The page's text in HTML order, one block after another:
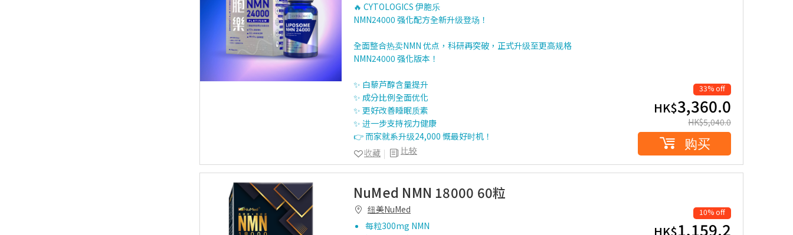
🔥 CYTOLOGICS 伊胞乐
NMN24000 强化配方全新升级登场！
全面整合热卖NMN 优点，科研再突破，正式升级至更高规格
NMN24000 强化版本！
✨ 白藜芦醇含量提升
✨ 成分比例全面优化
✨ 更好改善睡眠质素
✨ 进一步支持视力健康
👉 而家就系升级24,000 慨最好时机！
比较
收藏
33% off
HK$3,360.0
HK$5,040.0
购买
NuMed NMN 18000 60粒
纽美NuMed
每粒300mg NMN
10% off
HK$1,159.2